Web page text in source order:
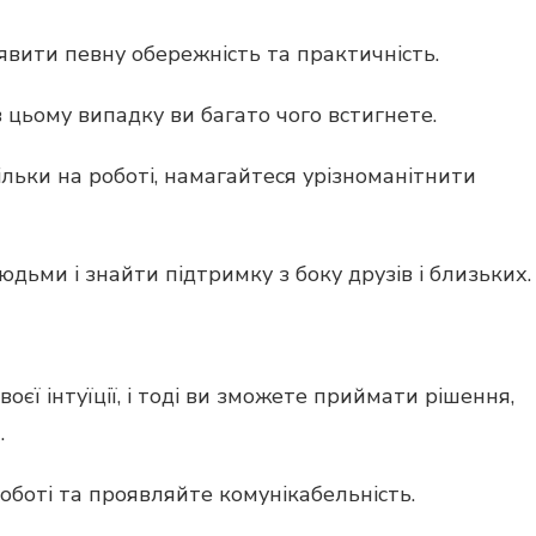
певну обережність та практичність.
цьому випадку ви багато чого встигнете.
на роботі, намагайтеся урізноманітнити
і знайти підтримку з боку друзів і близьких.
інтуїції, і тоді ви зможете приймати рішення,
та проявляйте комунікабельність.